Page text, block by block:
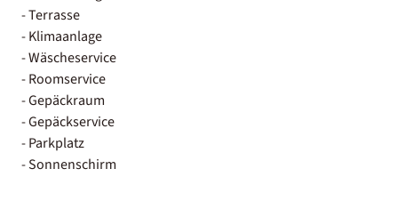
- Terrasse
- Klimaanlage
- Wäscheservice
- Roomservice
- Gepäckraum
- Gepäckservice
- Parkplatz
- Sonnenschirm